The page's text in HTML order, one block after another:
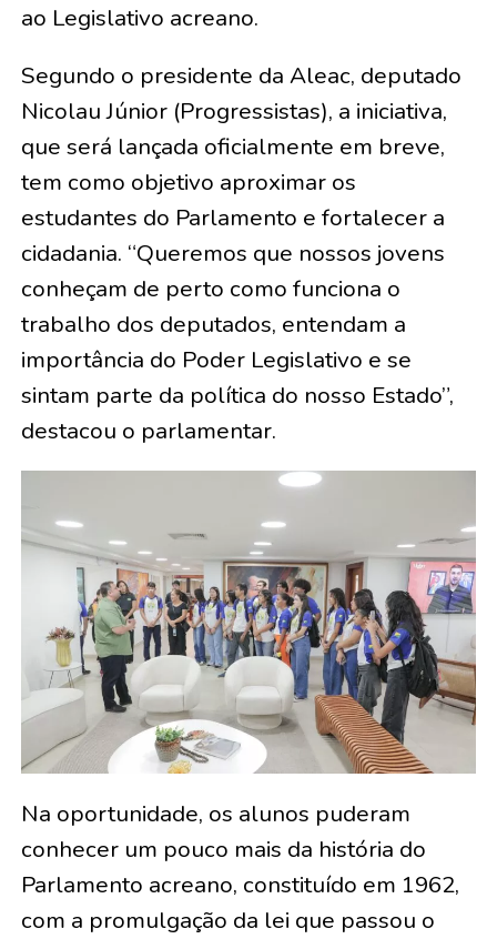
ao Legislativo acreano.
Segundo o presidente da Aleac, deputado
Nicolau Júnior (Progressistas), a iniciativa,
que será lançada oficialmente em breve,
tem como objetivo aproximar os
estudantes do Parlamento e fortalecer a
cidadania. “Queremos que nossos jovens
conheçam de perto como funciona o
trabalho dos deputados, entendam a
importância do Poder Legislativo e se
sintam parte da política do nosso Estado”,
destacou o parlamentar.
Na oportunidade, os alunos puderam
conhecer um pouco mais da história do
Parlamento acreano, constituído em 1962,
com a promulgação da lei que passou o